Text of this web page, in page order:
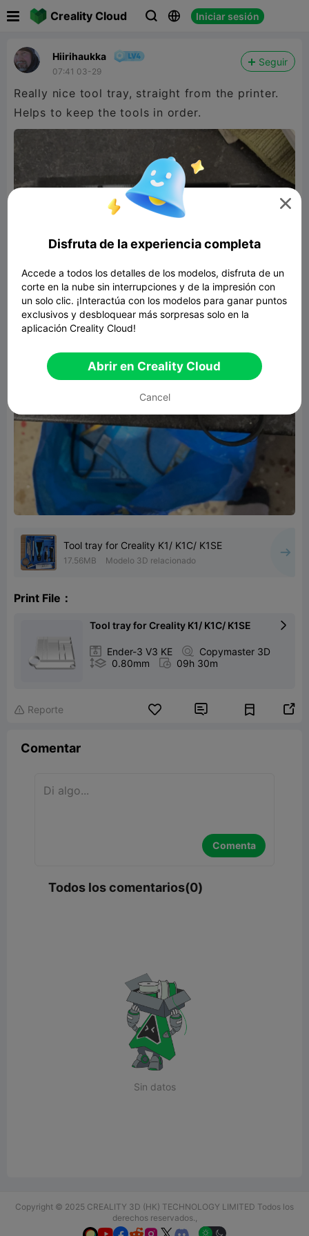
Creality Cloud   Iniciar sesión
Hiirihaukka
07:41 03-29
Seguir
Really nice tool tray, straight from the printer.
Helps to keep the tools in order.
Tool tray for Creality K1/ K1C/ K1SE
17.56MB Modelo 3D relacionado
Print File：
Tool tray for Creality K1/ K1C/ K1SE 
 Ender-3 V3 KE  Copymaster 3D
 0.80mm  09h 30m
 Reporte  
Comentar
Comenta
Todos los comentarios(0)
Sin datos
Copyright © 2025 CREALITY 3D (HK) TECHNOLOGY LIMITED Todos los
derechos reservados.,


Disfruta de la experiencia completa
Accede a todos los detalles de los modelos, disfruta de un
corte en la nube sin interrupciones y de la impresión con
un solo clic. ¡Interactúa con los modelos para ganar puntos
exclusivos y desbloquear más sorpresas solo en la
aplicación Creality Cloud!
Abrir en Creality Cloud
Cancel